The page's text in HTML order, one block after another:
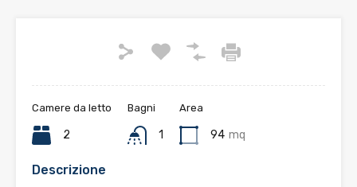
Camere da letto
2
Bagni
1
Area
94 mq
Descrizione